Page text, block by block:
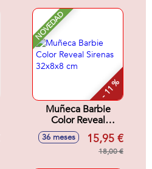
NOVEDAD
- 11 %
Muñeca Barbie
Color Reveal
Sirenas 32x8x8 cm
36 meses 15,95 €
18,00 €